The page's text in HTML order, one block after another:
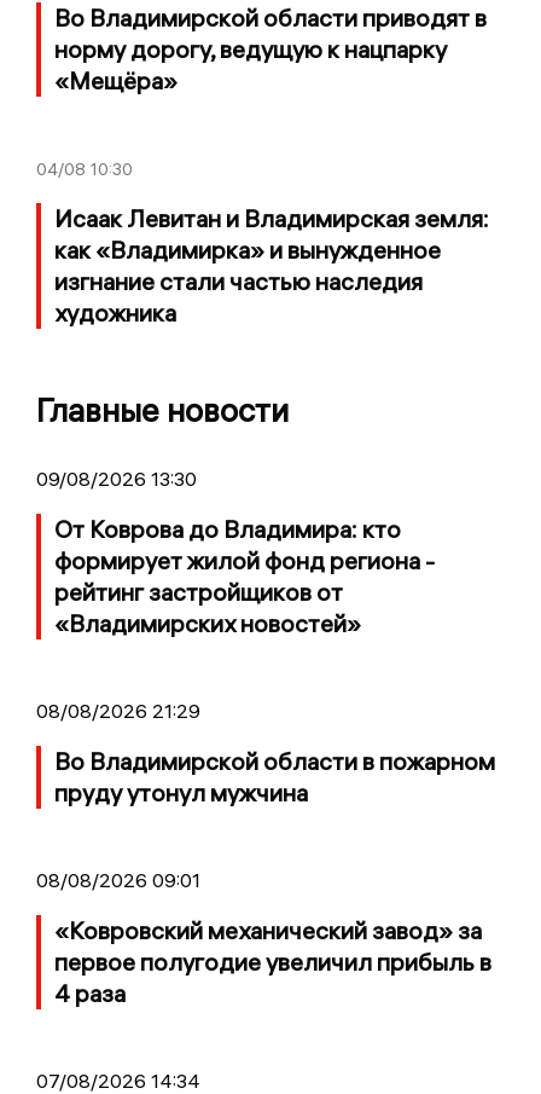
Во Владимирской области приводят в
норму дорогу, ведущую к нацпарку
«Мещёра»
04/08 10:30
Исаак Левитан и Владимирская земля:
как «Владимирка» и вынужденное
изгнание стали частью наследия
художника
Главные новости
09/08/2026 13:30
От Коврова до Владимира: кто
формирует жилой фонд региона -
рейтинг застройщиков от
«Владимирских новостей»
08/08/2026 21:29
Во Владимирской области в пожарном
пруду утонул мужчина
08/08/2026 09:01
«Ковровский механический завод» за
первое полугодие увеличил прибыль в
4 раза
07/08/2026 14:34